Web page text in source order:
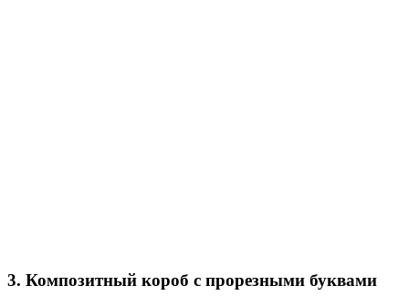
3. Композитный короб с прорезными буквами